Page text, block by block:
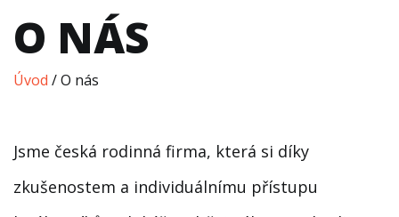
O NÁS
Úvod /O nás
Jsme česká rodinná firma, která si díky
zkušenostem a individuálnímu přístupu